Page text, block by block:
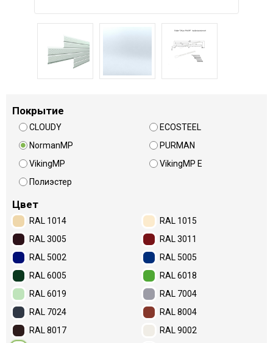
Покрытие
CLOUDY
ECOSTEEL
NormanMP
PURMAN
VikingMP
VikingMP E
Полиэстер
Цвет
RAL 1014
RAL 1015
RAL 3005
RAL 3011
RAL 5002
RAL 5005
RAL 6005
RAL 6018
RAL 6019
RAL 7004
RAL 7024
RAL 8004
RAL 8017
RAL 9002